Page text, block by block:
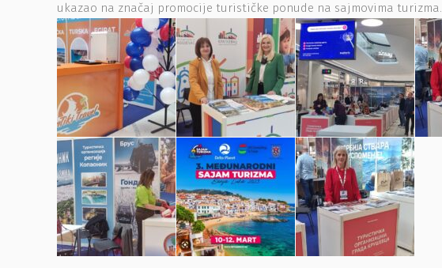
ukazao na značaj promocije turističke ponude na sajmovima turizma.